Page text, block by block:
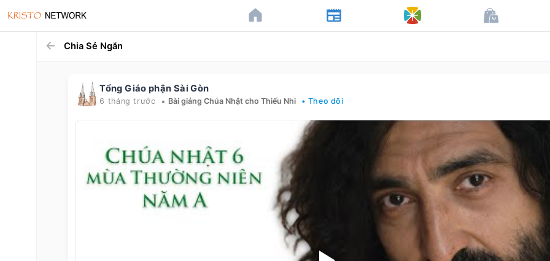
Chia Sẻ Ngắn
Tổng Giáo phận Sài Gòn
6 tháng trước • Bài giảng Chúa Nhật cho Thiếu Nhi • Theo dõi